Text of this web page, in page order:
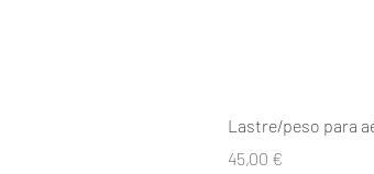
Lastre/peso para
Precio
45,00 €